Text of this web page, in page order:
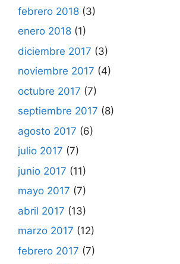
febrero 2018 (3)
enero 2018 (1)
diciembre 2017 (3)
noviembre 2017 (4)
octubre 2017 (7)
septiembre 2017 (8)
agosto 2017 (6)
julio 2017 (7)
junio 2017 (11)
mayo 2017 (7)
abril 2017 (13)
marzo 2017 (12)
febrero 2017 (7)